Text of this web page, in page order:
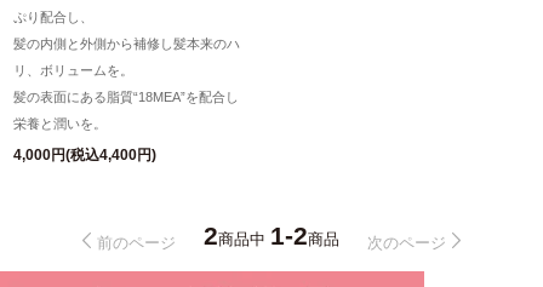
ぷり配合し、
髪の内側と外側から補修し髪本来のハ
リ、ボリュームを。
髪の表面にある脂質“18MEA”を配合し
栄養と潤いを。
4,000円(税込4,400円)
前のページ 2商品中 1-2商品 次のページ